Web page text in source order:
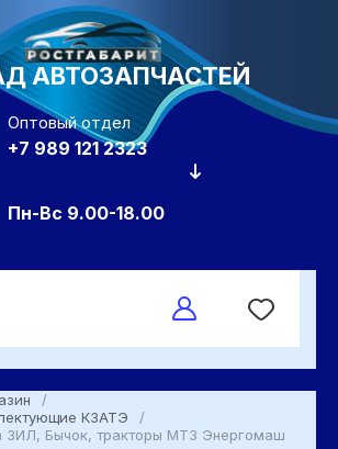
АВТОЗАПЧАСТЕЙ
Оптовый отдел
+7 989 121 2323
Пн-Вс 9.00-18.00
/
КЗАТЭ
/
ЗИЛ, Бычок, тракторы МТЗ Энергомаш